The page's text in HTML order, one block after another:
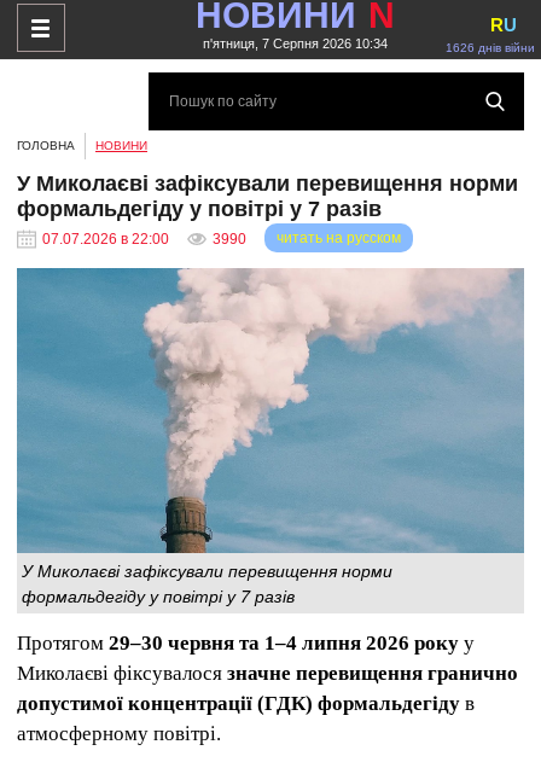
НОВИНИ N
п'ятниця, 7 Серпня 2026 10:34 1626 днів війни
RU
ГОЛОВНА НОВИНИ
У Миколаєві зафіксували перевищення норми
формальдегіду у повітрі у 7 разів
07.07.2026 в 22:00 3990 читать на русском
У Миколаєві зафіксували перевищення норми
формальдегіду у повітрі у 7 разів
Протягом 29–30 червня та 1–4 липня 2026 року у
Миколаєві фіксувалося значне перевищення гранично
допустимої концентрації (ГДК) формальдегіду в
атмосферному повітрі.